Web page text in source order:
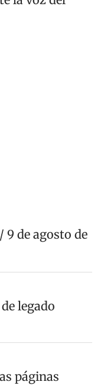
9 de agosto de
legado
páginas